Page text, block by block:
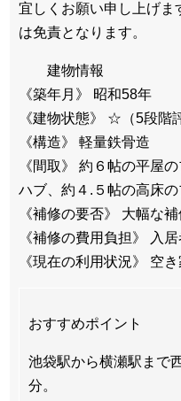
宜しくお願い申し上げ
は免責となります。
建物情報
《築年月》 昭和58年
《建物状態》 ☆（5段階
《構造》 軽量鉄骨造
《間取》 約６帖の平屋
ハブ、約４.５帖の高床
《補修の要否》 大幅な
《補修の費用負担》 入
《現在の利用状況》 空き
おすすめポイント
池袋駅から横瀬駅まで
分。